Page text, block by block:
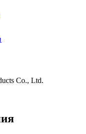
Co., Ltd.